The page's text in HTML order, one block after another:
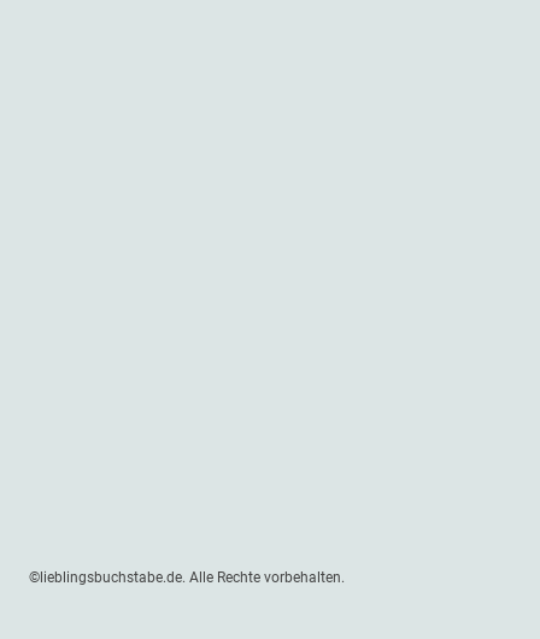
©lieblingsbuchstabe.de. Alle Rechte vorbehalten.